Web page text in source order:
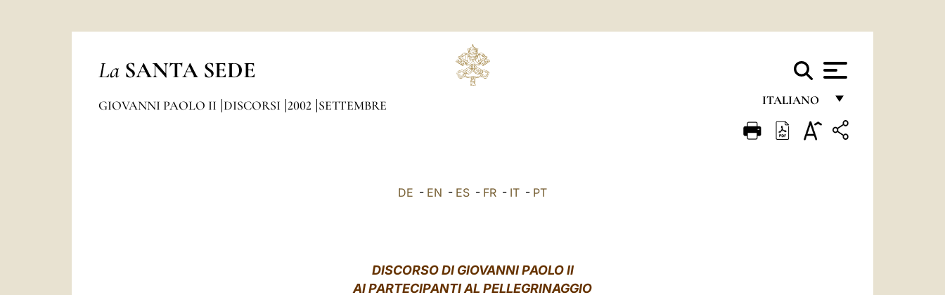
La SANTA SEDE
ITALIANO
FRANÇAIS
GIOVANNI PAOLO II DISCORSI 2002 SETTEMBRE
DE - EN - ES - FR - IT - PT
DISCORSO DI GIOVANNI PAOLO II
AI PARTECIPANTI AL PELLEGRINAGGIO